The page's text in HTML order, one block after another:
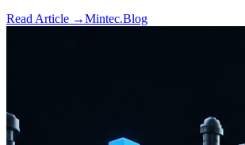
Read Article →Mintec.Blog